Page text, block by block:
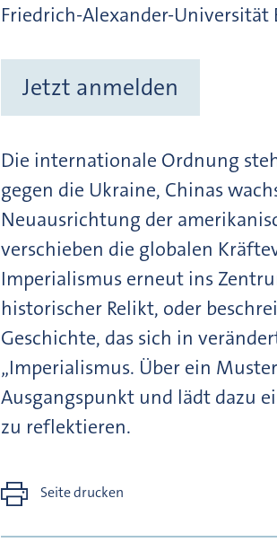
Friedrich-Alexander-Universität
Jetzt anmelden
Die internationale Ordnung
gegen die Ukraine, Chinas
Neuausrichtung der
verschieben die globalen
Imperialismus erneut ins
historischer Relikt, oder
Geschichte, das sich in
„Imperialismus. Über ein
Ausgangspunkt und lädt dazu
zu reflektieren.
Seite drucken